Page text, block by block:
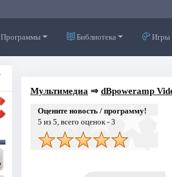
Программы Библиотека Игры
Мультимедиа ⇒ dBpoweramp
Оцените новость / программу!
5 из 5, всего оценок - 3